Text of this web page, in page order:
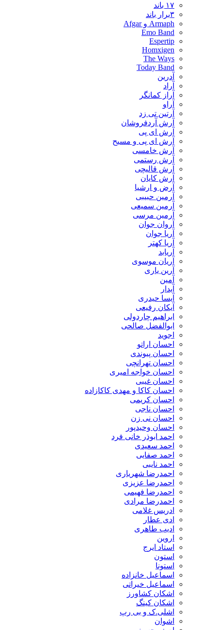
۱۷ باند
۳برار باند
Armaph و Afgar
Emo Band
Espertip
Homxigen
The Ways
Today Band
آدرین
آراد
آراز کمانگر
آراو
آرتین تی زد
آرش آردفروشان
آرش ای پی
آرش ای پی و مسیح
آرش خامسی
آرش رستمی
آرش قالیچی
آرش کایان
​آرض و ارشیا
آرمین حبیبی
آرمین سمیعی
آرمین مرسی
آروان جوان
آریا جوان
آریا کهتر
آریابد
آریان موسوی
آرین یاری
آمین
آیدار
آیسا حیدری
آیکان رفیعی
ابراهیم چاردولی
ابوالفضل صالحی
اجوید
احسان اراتو
احسان پیوندی
احسان تهرانچی
احسان خواجه امیری
احسان غیبی
احسان کاکا و مهدی کاکازاده
احسان کریمی
احسان ناجی
احسان نی زن
احسان وحیدپور
احمد ابوذر خانی فرد
احمد سعیدی
احمد صفایی
احمد نایبی
احمدرضا شهریاری
احمدرضا عزیزی
احمدرضا فهیمی
احمدرضا مرادی
ادریس غلامی
ادی عطار
ادیب طاهری
اروین
استاد ایرج
استون
استونا
اسماعیل خانزاده
اسماعیل خیراتی
اشکان کشاورز
اشکان کینگ
اشلی.ک و بی رپ
اشوان